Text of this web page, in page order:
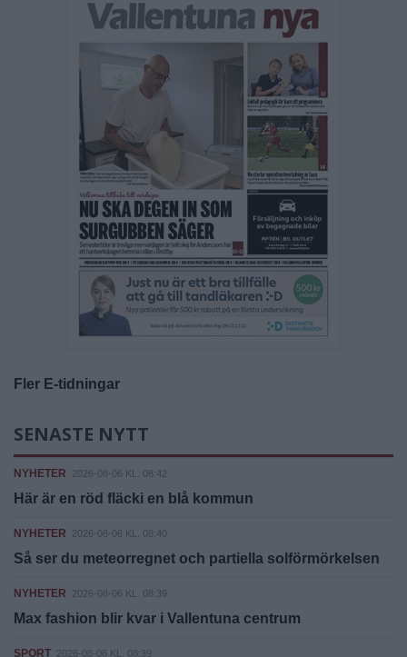
Fler E-tidningar
SENASTE NYTT
NYHETER 2026-08-06 KL. 08:42
Här är en röd fläcki en blå kommun
NYHETER 2026-08-06 KL. 08:40
Så ser du meteorregnet och partiella solförmörkelsen
NYHETER 2026-08-06 KL. 08:39
Max fashion blir kvar i Vallentuna centrum
SPORT 2026-08-06 KL. 08:39